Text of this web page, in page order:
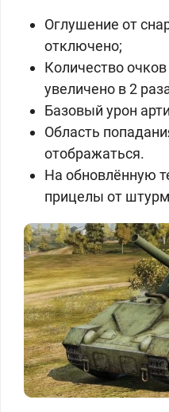
Оглушение от
отключено;
Количество
увеличено в 2
Базовый урон
Область
отображаться.
На обновлённую
прицелы от